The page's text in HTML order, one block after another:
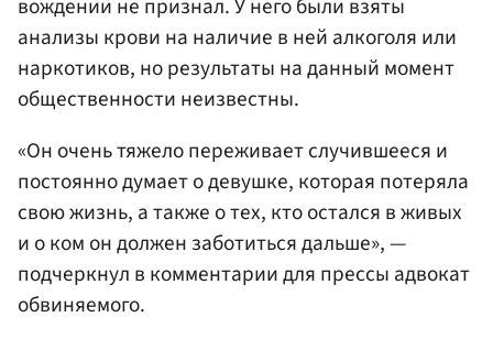
вождении не признал. У него были взяты
анализы крови на наличие в ней алкоголя или
наркотиков, но результаты на данный момент
общественности неизвестны.
«Он очень тяжело переживает случившееся и
постоянно думает о девушке, которая потеряла
свою жизнь, а также о тех, кто остался в живых
и о ком он должен заботиться дальше», —
подчеркнул в комментарии для прессы адвокат
обвиняемого.